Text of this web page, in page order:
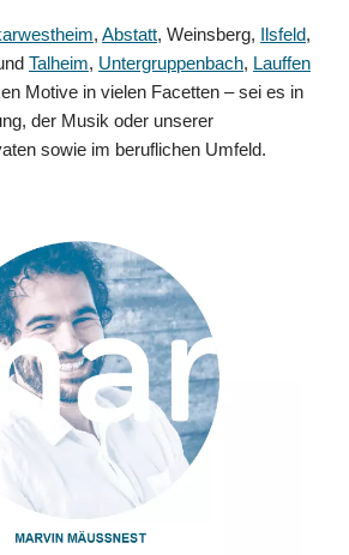
, Abstatt, Weinsberg, Ilsfeld,
Talheim, Untergruppenbach, Lauffen
Motive in vielen Facetten – sei es in
der Musik oder unserer
sowie im beruflichen Umfeld.